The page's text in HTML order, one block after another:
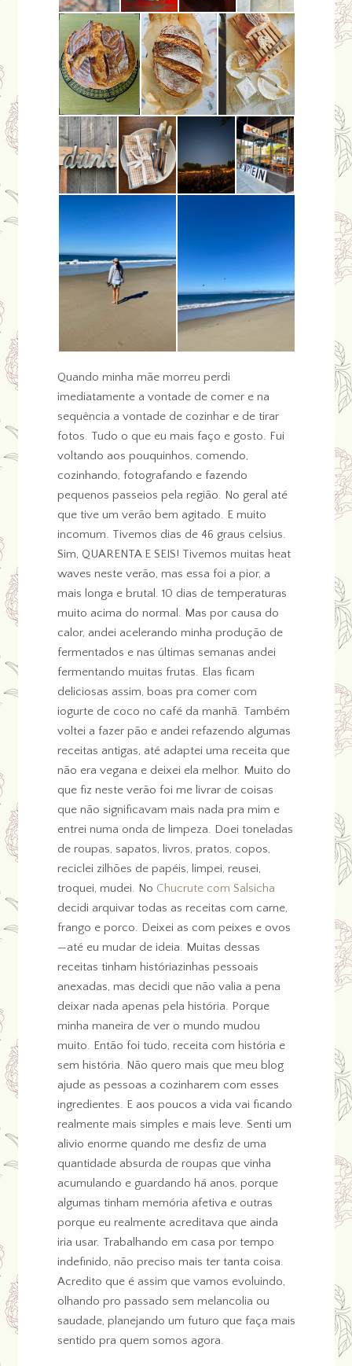
Quando minha mãe morreu perdi
imediatamente a vontade de comer e na
sequência a vontade de cozinhar e de tirar
fotos. Tudo o que eu mais faço e gosto. Fui
voltando aos pouquinhos, comendo,
cozinhando, fotografando e fazendo
pequenos passeios pela região. No geral até
que tive um verão bem agitado. E muito
incomum. Tivemos dias de 46 graus celsius.
Sim, QUARENTA E SEIS! Tivemos muitas heat
waves neste verão, mas essa foi a pior, a
mais longa e brutal. 10 dias de temperaturas
muito acima do normal. Mas por causa do
calor, andei acelerando minha produção de
fermentados e nas últimas semanas andei
fermentando muitas frutas. Elas ficam
deliciosas assim, boas pra comer com
iogurte de coco no café da manhã. Também
voltei a fazer pão e andei refazendo algumas
receitas antigas, até adaptei uma receita que
não era vegana e deixei ela melhor. Muito do
que fiz neste verão foi me livrar de coisas
que não significavam mais nada pra mim e
entrei numa onda de limpeza. Doei toneladas
de roupas, sapatos, livros, pratos, copos,
reciclei zilhões de papéis, limpei, reusei,
troquei, mudei. No Chucrute com Salsicha
decidi arquivar todas as receitas com carne,
frango e porco. Deixei as com peixes e ovos
—até eu mudar de ideia. Muitas dessas
receitas tinham históriazinhas pessoais
anexadas, mas decidi que não valia a pena
deixar nada apenas pela história. Porque
minha maneira de ver o mundo mudou
muito. Então foi tudo, receita com história e
sem história. Não quero mais que meu blog
ajude as pessoas a cozinharem com esses
ingredientes. E aos poucos a vida vai ficando
realmente mais simples e mais leve. Senti um
alivio enorme quando me desfiz de uma
quantidade absurda de roupas que vinha
acumulando e guardando há anos, porque
algumas tinham memória afetiva e outras
porque eu realmente acreditava que ainda
iria usar. Trabalhando em casa por tempo
indefinido, não preciso mais ter tanta coisa.
Acredito que é assim que vamos evoluindo,
olhando pro passado sem melancolia ou
saudade, planejando um futuro que faça mais
sentido pra quem somos agora.